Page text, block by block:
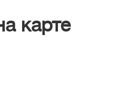
карте